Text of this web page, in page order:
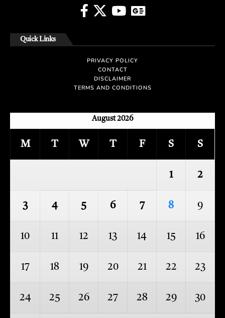
Quick Links
PRIVACY POLICY
CONTACT
DISCLAIMER
TERMS AND CONDITIONS
August 2026
M T W T F S S
1 2
3 4 5 6 7 8 9
10 11 12 13 14 15 16
17 18 19 20 21 22 23
24 25 26 27 28 29 30